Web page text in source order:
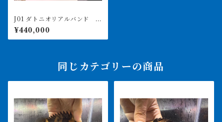
J01 ダトニオリアルバンド 5
0㎝前後 水槽外計測 引取or
納品
¥440,000
同じカテゴリーの商品